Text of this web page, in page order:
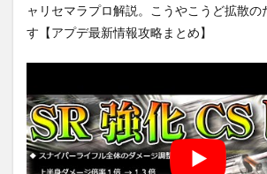
ャリセマラプロ解説。こうやこうど拡散の
す【アプデ最新情報攻略まとめ】